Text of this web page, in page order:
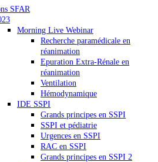
SFAR
Morning Live Webinar
Recherche paramédicale en
réanimation
Epuration Extra-Rénale en
réanimation
Ventilation
Hémodynamique
IDE SSPI
Grands principes en SSPI
SSPI et pédiatrie
Urgences en SSPI
RAC en SSPI
Grands principes en SSPI 2